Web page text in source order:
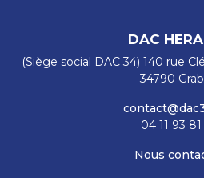
DAC
(Siège social DAC 34) 140 rue
34790
04 11 93
Nous